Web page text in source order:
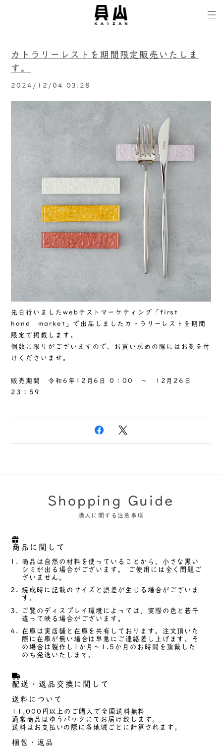
カトラリーレストを期間限定販売いたしま
す。
2024/12/04 03:28
先日行いましたwebテストマーケティング「first
hand market」で出品しましたカトラリーレストを期間
限定で掲載します。
個数に限りがございますので、お買い求めの際にはお気を付
けくださいませ。
販売期間 令和6年12月6日 0：00 ～ 12月26日
23：59
Shopping Guide
購入に関する注意事項
商品に関して
商品は自然の材料を使っていることから、小さな黒い
シミが出る場合がございます。 ご使用には全く問題ご
ざいません。
焼成時に記載のサイズと誤差が生じる場合がございま
す。
ご覧のディスプレイ環境によっては、実際の色と若干
違って映る場合がございます。
在庫は実店舗と在庫を共有しております。注文頂いた
際に在庫が無い場合は早急にご連絡差し上げます。そ
の場合は製作し1か月～1.5か月のお時間を頂戴した
のち発送いたします。
配送・返品交換に関して
送料について
11,000円以上のご購入で全国送料無料
通常商品はゆうパックにてお届け致します。
送料はお支払いの際に各地域ごとに計算されます。
梱包・返品